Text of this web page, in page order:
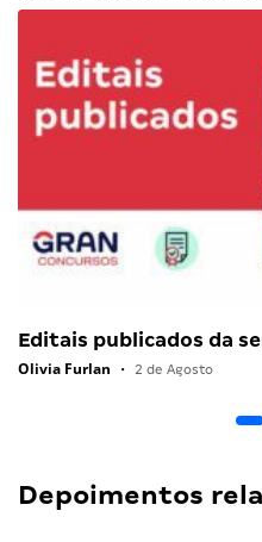
Editais publicados da
Olivia Furlan • 2 de Agosto
Depoimentos